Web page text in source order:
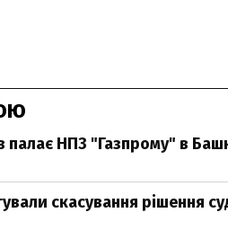
палає НПЗ "Газпрому" в
скасування рішення